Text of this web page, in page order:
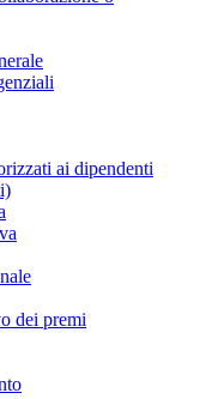
ai dipendenti
dei premi